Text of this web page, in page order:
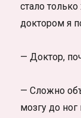
стало
доктором я
— Доктор,
— Сложно
мозгу до ног